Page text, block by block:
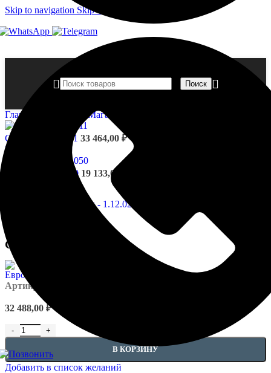
Skip to navigation Skip to main content
Поиск
Главная страница Магазин
Стволы - 1.12.011 33 464,00 ₽
Назад к товарам
Стволы - 1.12.050 19 133,00
Стволы — 1.12.020
Артикул:
32 488,00 ₽
Количество товара Стволы - 1.12.020
В КОРЗИНУ
Добавить в список желаний